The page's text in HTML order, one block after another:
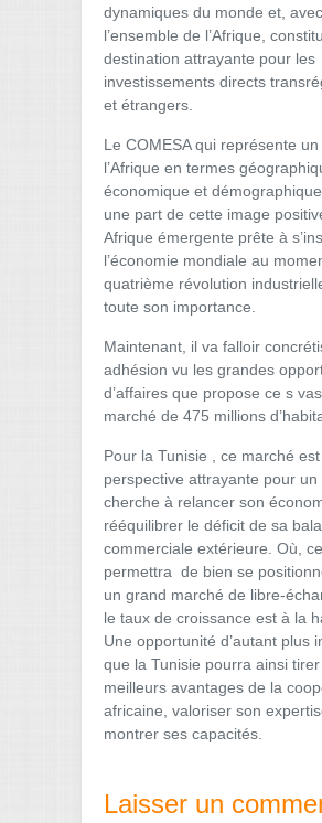
dynamiques du monde et, avec
l’ensemble de l’Afrique,
destination attrayante pour les
investissements directs
et étrangers.
Le COMESA qui représente
l’Afrique en termes
économique et
une part de cette image
Afrique émergente prête à
l’économie mondiale au
quatrième révolution
toute son importance.
Maintenant, il va falloir
adhésion vu les grandes
d’affaires que propose ce s
marché de 475 millions
Pour la Tunisie , ce marché
perspective attrayante pour un
cherche à relancer son
rééquilibrer le déficit de sa
commerciale extérieure. Où,
permettra de bien se
un grand marché de libre-
le taux de croissance est à la
Une opportunité d’autant plus
que la Tunisie pourra ainsi tirer
meilleurs avantages de la
africaine, valoriser son
montrer ses capacités.
Laisser un